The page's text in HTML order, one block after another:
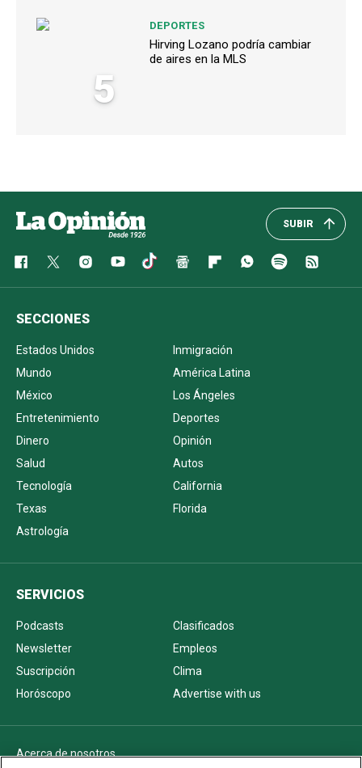
5
DEPORTES
Hirving Lozano podría cambiar
de aires en la MLS
SUBIR
SECCIONES
Estados Unidos
Inmigración
Mundo
América Latina
México
Los Ángeles
Entretenimiento
Deportes
Dinero
Opinión
Salud
Autos
Tecnología
California
Texas
Florida
Astrología
SERVICIOS
Podcasts
Clasificados
Newsletter
Empleos
Suscripción
Clima
Horóscopo
Advertise with us
Acerca de nosotros